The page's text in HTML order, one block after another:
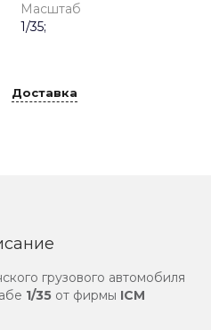
Масштаб
1/35;
Доставка
грузового автомобиля
1/35 от фирмы ICM